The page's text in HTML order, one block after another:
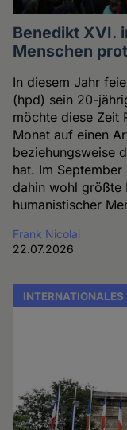
Benedikt XVI.
Menschen
In diesem Jahr
(hpd) sein 20-
möchte diese Zeit
Monat auf einen
beziehungsweise
hat. Im
dahin wohl größte
humanistischer
Frank Nicolai
22.07.2026
INTERNATIONALES